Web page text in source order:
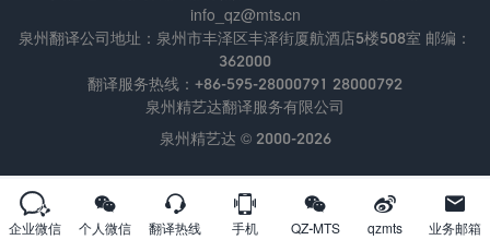

企业微信

个人微信

翻译热线

手机

QZ-MTS

qzmts

业务邮箱
info_qz@mts.cn
泉州翻译公司地址：泉州市丰泽区丰泽街厦航酒店5楼508室 邮编：
362000
翻译服务热线：+86-595-28000791 28000792
泉州精艺达翻译服务有限公司
泉州精艺达 © 2000-2026